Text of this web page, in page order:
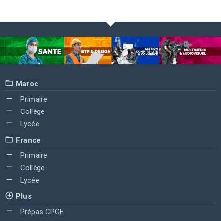
Maroc
Primaire
Collège
Lycée
France
Primaire
Collège
Lycée
Plus
Prépas CPGE